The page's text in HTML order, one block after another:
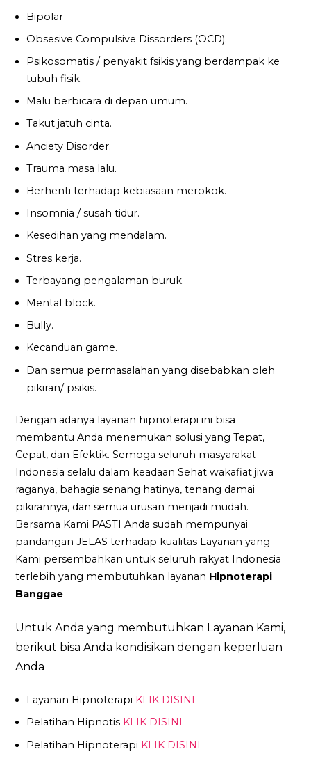
Bipolar
Obsesive Compulsive Dissorders (OCD).
Psikosomatis / penyakit fsikis yang berdampak ke
tubuh fisik.
Malu berbicara di depan umum.
Takut jatuh cinta.
Anciety Disorder.
Trauma masa lalu.
Berhenti terhadap kebiasaan merokok.
Insomnia / susah tidur.
Kesedihan yang mendalam.
Stres kerja.
Terbayang pengalaman buruk.
Mental block.
Bully.
Kecanduan game.
Dan semua permasalahan yang disebabkan oleh
pikiran/ psikis.
Dengan adanya layanan hipnoterapi ini bisa
membantu Anda menemukan solusi yang Tepat,
Cepat, dan Efektik. Semoga seluruh masyarakat
Indonesia selalu dalam keadaan Sehat wakafiat jiwa
raganya, bahagia senang hatinya, tenang damai
pikirannya, dan semua urusan menjadi mudah.
Bersama Kami PASTI Anda sudah mempunyai
pandangan JELAS terhadap kualitas Layanan yang
Kami persembahkan untuk seluruh rakyat Indonesia
terlebih yang membutuhkan layanan Hipnoterapi
Banggae
Untuk Anda yang membutuhkan Layanan Kami,
berikut bisa Anda kondisikan dengan keperluan
Anda
Layanan Hipnoterapi KLIK DISINI
Pelatihan Hipnotis KLIK DISINI
Pelatihan Hipnoterapi KLIK DISINI